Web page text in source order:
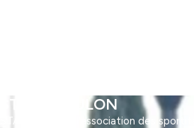
STAPS TOULON
STAPS Toulon : l'association des